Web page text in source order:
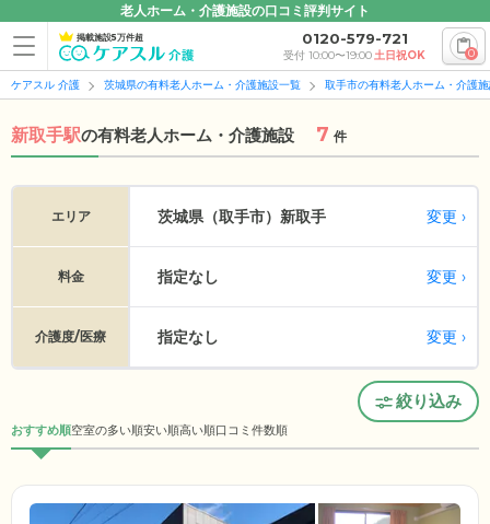
老人ホーム・介護施設の口コミ評判サイト
掲載施設5万件超 0120-579-721
受付 10:00〜19:00土日祝OK 0
ケアスル 介護 茨城県の有料老人ホーム・介護施設一覧 取手市の有料老人ホーム・介護
新取手駅の有料老人ホーム・介護施設 7 件
エリア 茨城県（取手市） 新取手 変更
料金 指定なし 変更
介護度/医療 指定なし 変更
絞り込み
おすすめ順空室の多い順安い順高い順口コミ件数順